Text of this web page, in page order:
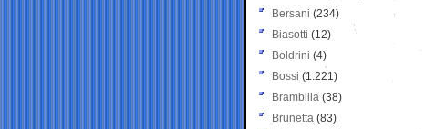
Bersani (234)
Biasotti (12)
Boldrini (4)
Bossi (1.221)
Brambilla (38)
Brunetta (83)